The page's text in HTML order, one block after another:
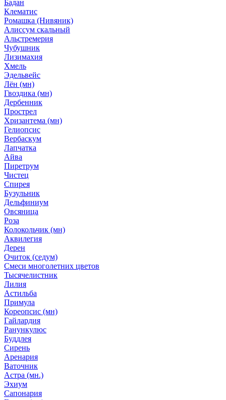
Бадан
Клематис
Ромашка (Нивяник)
Алиссум скальный
Альстремерия
Чубушник
Лизимахия
Хмель
Эдельвейс
Лён (мн)
Гвоздика (мн)
Дербенник
Прострел
Хризантема (мн)
Гелиопсис
Вербаскум
Лапчатка
Айва
Пиретрум
Чистец
Спирея
Бузульник
Дельфиниум
Овсяница
Роза
Колокольчик (мн)
Аквилегия
Дерен
Очиток (седум)
Смеси многолетних цветов
Тысячелистник
Лилия
Астильба
Примула
Кореопсис (мн)
Гайлардия
Ранункулюс
Буддлея
Сирень
Аренария
Ваточник
Астра (мн.)
Эхиум
Сапонария